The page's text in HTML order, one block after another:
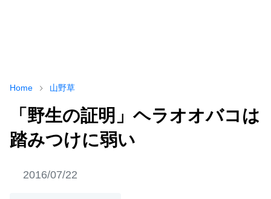
Home 山野草
「野生の証明」ヘラオオバコは
踏みつけに弱い
2016/07/22